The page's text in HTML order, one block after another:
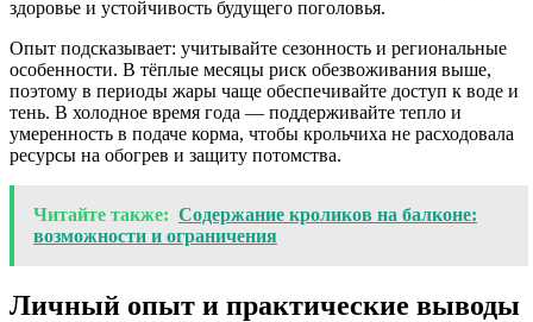
здоровье и устойчивость будущего поголовья.
Опыт подсказывает: учитывайте сезонность и региональные
особенности. В тёплые месяцы риск обезвоживания выше,
поэтому в периоды жары чаще обеспечивайте доступ к воде и
тень. В холодное время года — поддерживайте тепло и
умеренность в подаче корма, чтобы крольчиха не расходовала
ресурсы на обогрев и защиту потомства.
Читайте также: Содержание кроликов на балконе:
возможности и ограничения
Личный опыт и практические выводы